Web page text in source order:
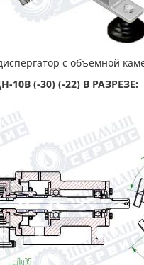
с объемной
(-30) (-22) В РАЗРЕЗЕ: